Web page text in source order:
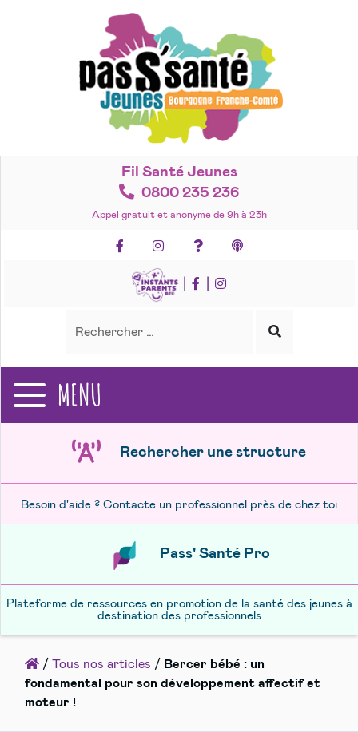
Fil Santé Jeunes
0800 235 236
Appel gratuit et anonyme de 9h à 23h
FacebookInstagramFoire aux questions
Lancer
recherche
MENU
Rechercher une structure
Besoin d'aide ? Contacte un professionnel près de chez toi
Pass' Santé Pro
Plateforme de ressources en promotion de la santé des jeunes à
destination des professionnels
Accueil
/ Tous nos articles / Bercer bébé : un
fondamental pour son développement affectif et
moteur !